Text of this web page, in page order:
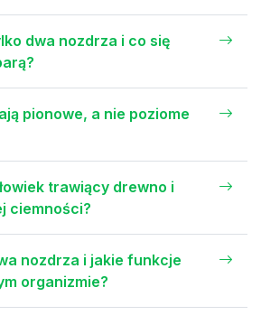
dwa nozdrza i co się
pionowe, a nie poziome
trawiący drewno i
ciemności?
nozdrza i jakie funkcje
organizmie?